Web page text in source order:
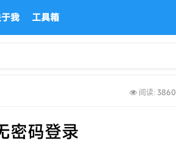
我 工具箱
阅读: 3860
密码登录